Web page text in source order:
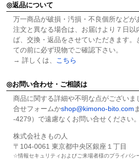
返品について
万一商品が破損・汚損・不良個所などが
注文と異なる場合は、お届けより７日以
ば、交換・返品をさせていただきます。
ての前に必ず現物でご確認下さい。
→ 詳しくは、
こちら
お問い合わせ・ご相談は
商品に関する詳細や不明な点がございま
合せフォームかshop@kimono-bito.com
-4279）で遠慮なくお問い合せください。
株式会社きもの人
〒104-0061 東京都中央区銀座１丁目
情報セキュリティおよびご来場者様のプライバシ